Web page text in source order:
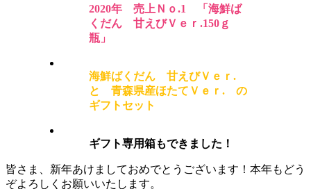
2020年 売上Ｎｏ.1 「海鮮ば
くだん 甘えびＶｅｒ.150ｇ
瓶」
海鮮ばくだん 甘えびＶｅｒ.
と 青森県産ほたてＶｅｒ. の
ギフトセット
ギフト専用箱もできました！
皆さま、新年あけましておめでとうございます！本年もどう
ぞよろしくお願いいたします。